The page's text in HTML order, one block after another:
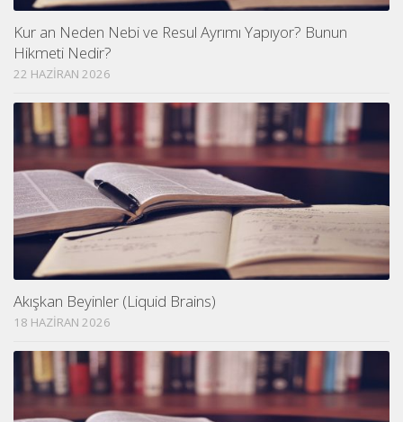
Kur an Neden Nebi ve Resul Ayrımı Yapıyor? Bunun
Hikmeti Nedir?
22 HAZIRAN 2026
Akışkan Beyinler (Liquid Brains)
18 HAZIRAN 2026